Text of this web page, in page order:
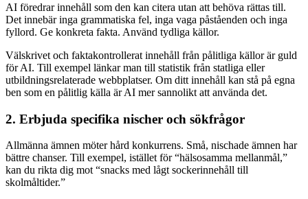
AI föredrar innehåll som den kan citera utan att behöva rättas till.
Det innebär inga grammatiska fel, inga vaga påståenden och inga
fyllord. Ge konkreta fakta. Använd tydliga källor.
Välskrivet och faktakontrollerat innehåll från pålitliga källor är guld
för AI. Till exempel länkar man till statistik från statliga eller
utbildningsrelaterade webbplatser. Om ditt innehåll kan stå på egna
ben som en pålitlig källa är AI mer sannolikt att använda det.
2. Erbjuda specifika nischer och sökfrågor
Allmänna ämnen möter hård konkurrens. Små, nischade ämnen har
bättre chanser. Till exempel, istället för “hälsosamma mellanmål,”
kan du rikta dig mot “snacks med lågt sockerinnehåll till
skolmåltider.”